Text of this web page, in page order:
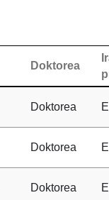
Doktorea
Doktorea
Doktorea
Doktorea